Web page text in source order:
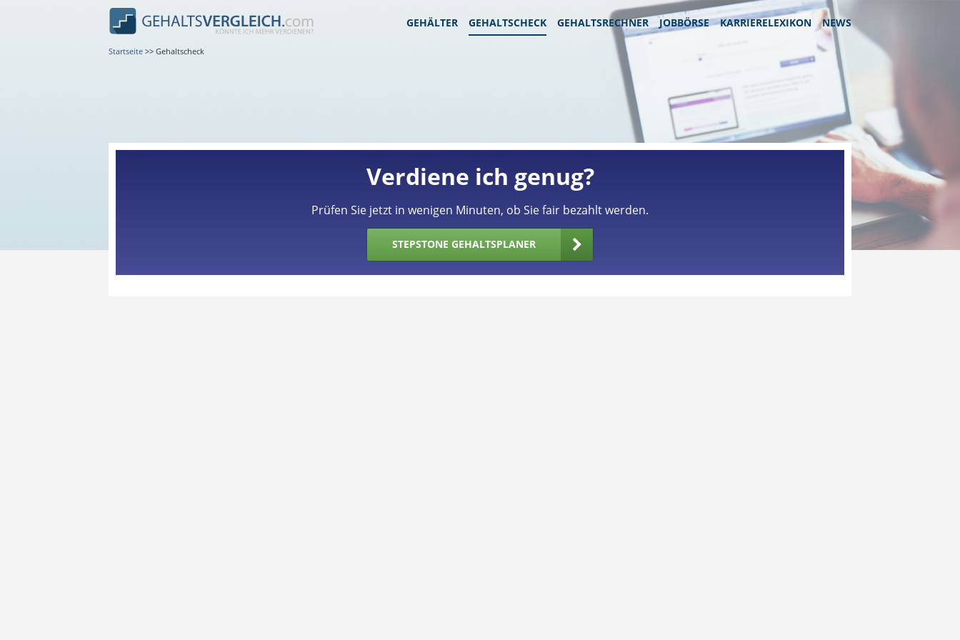
GEHÄLTER GEHALTSCHECK GEHALTSRECHNER JOBBÖRSE KARRIERELEXIKON NEWS
Startseite >> Gehaltscheck
Verdiene ich genug?
Prüfen Sie jetzt in wenigen Minuten, ob Sie fair bezahlt werden.
STEPSTONE GEHALTSPLANER